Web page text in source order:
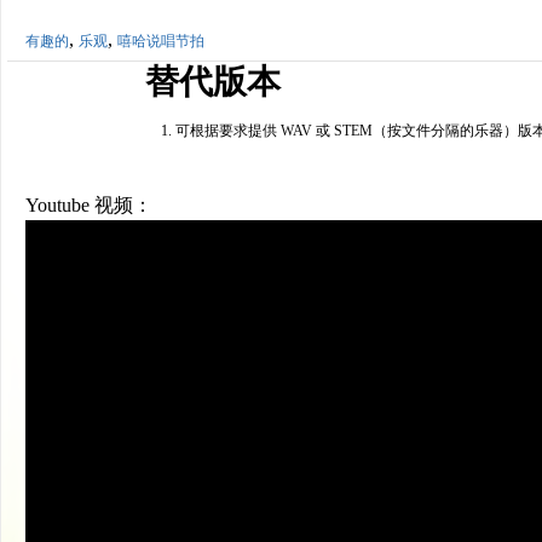
有趣的, 乐观, 嘻哈说唱节拍
替代版本
可根据要求提供 WAV 或 STEM（按文件分隔的乐器）版
Youtube 视频：